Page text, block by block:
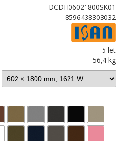
DCDH06021800SK01
8596438303032
5 let
56,4 kg